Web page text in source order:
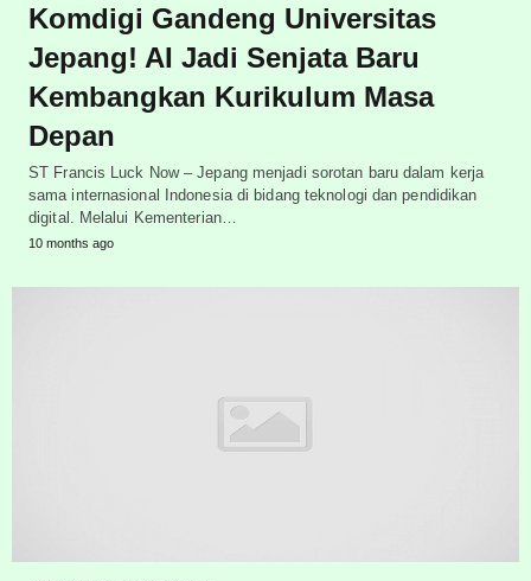
Komdigi Gandeng Universitas
Jepang! AI Jadi Senjata Baru
Kembangkan Kurikulum Masa
Depan
ST Francis Luck Now – Jepang menjadi sorotan baru dalam kerja
sama internasional Indonesia di bidang teknologi dan pendidikan
digital. Melalui Kementerian…
10 months ago